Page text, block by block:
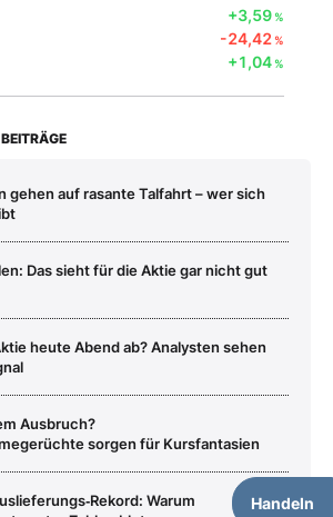
Handeln
+3,59%
-24,42%
+1,04%
gehen auf rasante Talfahrt – wer sich
Das sieht für die Aktie gar nicht gut
heute Abend ab? Analysten sehen
Ausbruch?
sorgen für Kursfantasien
Warum